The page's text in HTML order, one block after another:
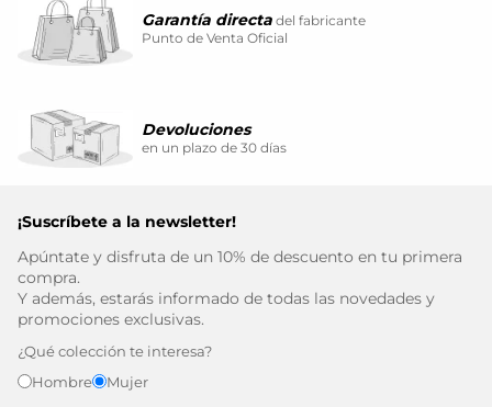
Garantía directa del fabricante
Punto de Venta Oficial
Devoluciones
en un plazo de 30 días
¡Suscríbete a la newsletter!
Apúntate y disfruta de un 10% de descuento en tu primera
compra.
Y además, estarás informado de todas las novedades y
promociones exclusivas.
¿Qué colección te interesa?
Hombre
Mujer